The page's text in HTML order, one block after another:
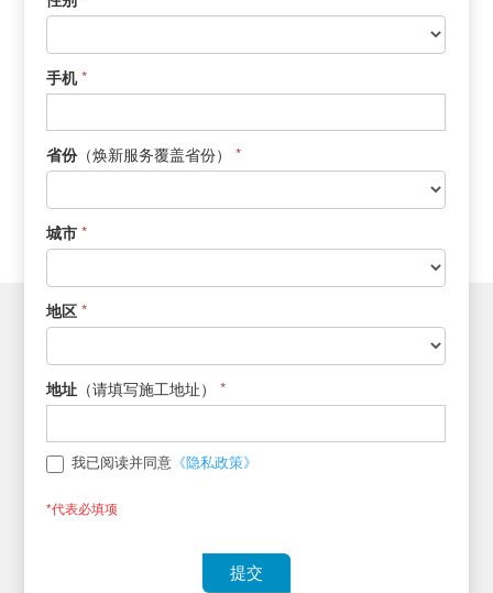
新
手机*
省份（焕新服务覆盖省份） *
城市*
地区*
地址 （请填写施工地址） *
我已阅读并同意 《隐私政策》
*代表必填项
提交